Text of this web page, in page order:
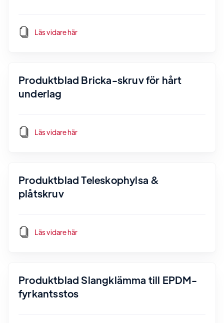
Läs vidare här
Produktblad Bricka-skruv för hårt
underlag
Läs vidare här
Produktblad Teleskophylsa &
plåtskruv
Läs vidare här
Produktblad Slangklämma till EPDM-
fyrkantsstos